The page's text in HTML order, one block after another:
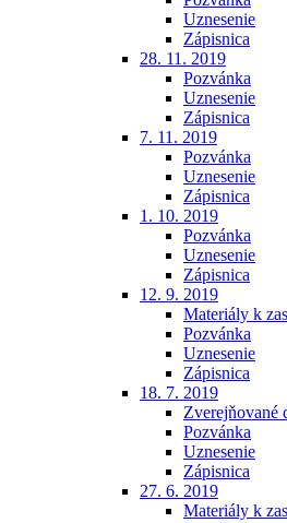
Uznesenie
Zápisnica
28. 11. 2019
Pozvánka
Uznesenie
Zápisnica
7. 11. 2019
Pozvánka
Uznesenie
Zápisnica
1. 10. 2019
Pozvánka
Uznesenie
Zápisnica
12. 9. 2019
Materiály k
Pozvánka
Uznesenie
Zápisnica
18. 7. 2019
Zverejňované
Pozvánka
Uznesenie
Zápisnica
27. 6. 2019
Materiály k